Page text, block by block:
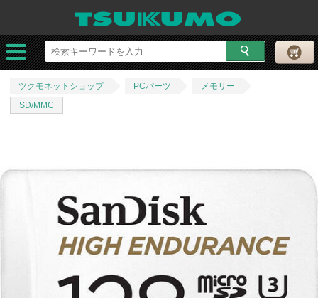
ツクモネットショップ PCパーツ
メモリー
SD/MMC